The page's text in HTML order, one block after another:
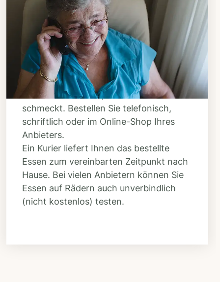
Schritt 3
Bestellen & liefern
lassen
Suchen Sie sich aus dem Speiseplan
Ihres Anbieters aus, was Ihnen
schmeckt. Bestellen Sie telefonisch,
schriftlich oder im Online-Shop Ihres
Anbieters.
Ein Kurier liefert Ihnen das bestellte
Essen zum vereinbarten Zeitpunkt nach
Hause. Bei vielen Anbietern können Sie
Essen auf Rädern auch unverbindlich
(nicht kostenlos) testen.